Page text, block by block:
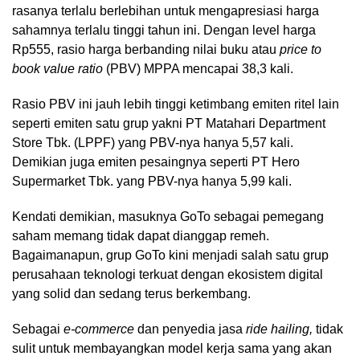
rasanya terlalu berlebihan untuk mengapresiasi harga
sahamnya terlalu tinggi tahun ini. Dengan level harga
Rp555, rasio harga berbanding nilai buku atau price to
book value ratio (PBV) MPPA mencapai 38,3 kali.
Rasio PBV ini jauh lebih tinggi ketimbang emiten ritel lain
seperti emiten satu grup yakni PT Matahari Department
Store Tbk. (LPPF) yang PBV-nya hanya 5,57 kali.
Demikian juga emiten pesaingnya seperti PT Hero
Supermarket Tbk. yang PBV-nya hanya 5,99 kali.
Kendati demikian, masuknya GoTo sebagai pemegang
saham memang tidak dapat dianggap remeh.
Bagaimanapun, grup GoTo kini menjadi salah satu grup
perusahaan teknologi terkuat dengan ekosistem digital
yang solid dan sedang terus berkembang.
Sebagai e-commerce dan penyedia jasa ride hailing, tidak
sulit untuk membayangkan model kerja sama yang akan